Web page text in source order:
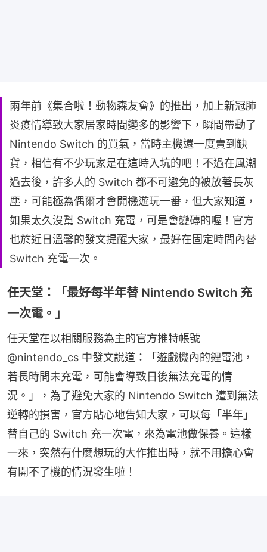
兩年前《集合啦！動物森友會》的推出，加上新冠肺
炎疫情導致大家居家時間變多的影響下，瞬間帶動了
Nintendo Switch 的買氣，當時主機還一度賣到缺
貨，相信有不少玩家是在這時入坑的吧！不過在風潮
過去後，許多人的 Switch 都不可避免的被放著長灰
塵，可能極為偶爾才會開機遊玩一番，但大家知道，
如果太久沒幫 Switch 充電，可是會變磚的喔！官方
也於近日溫馨的發文提醒大家，最好在固定時間內替
Switch 充電一次。
任天堂：「最好每半年替 Nintendo Switch 充
一次電。」
任天堂在以相關服務為主的官方推特帳號
@nintendo_cs 中發文說道：「遊戲機內的鋰電池，
若長時間未充電，可能會導致日後無法充電的情
況。」，為了避免大家的 Nintendo Switch 遭到無法
逆轉的損害，官方貼心地告知大家，可以每「半年」
替自己的 Switch 充一次電，來為電池做保養。這樣
一來，突然有什麼想玩的大作推出時，就不用擔心會
有開不了機的情況發生啦！